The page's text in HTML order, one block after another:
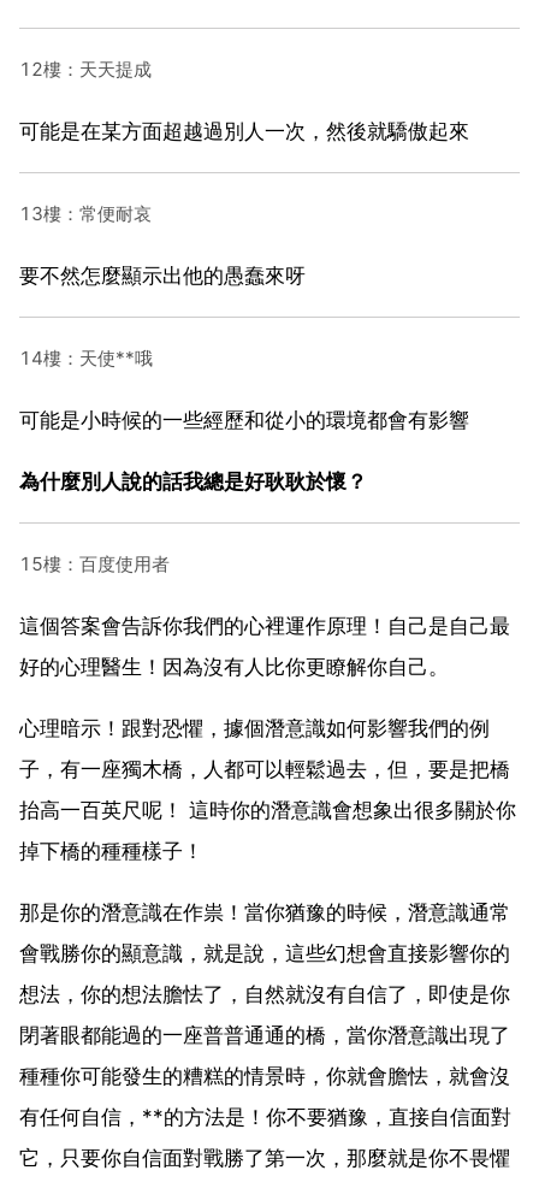
12樓：天天提成
可能是在某方面超越過別人一次，然後就驕傲起來
13樓：常便耐哀
要不然怎麼顯示出他的愚蠢來呀
14樓：天使**哦
可能是小時候的一些經歷和從小的環境都會有影響
為什麼別人說的話我總是好耿耿於懷？
15樓：百度使用者
這個答案會告訴你我們的心裡運作原理！自己是自己最
好的心理醫生！因為沒有人比你更瞭解你自己。
心理暗示！跟對恐懼，據個潛意識如何影響我們的例
子，有一座獨木橋，人都可以輕鬆過去，但，要是把橋
抬高一百英尺呢！ 這時你的潛意識會想象出很多關於你
掉下橋的種種樣子！
那是你的潛意識在作祟！當你猶豫的時候，潛意識通常
會戰勝你的顯意識，就是說，這些幻想會直接影響你的
想法，你的想法膽怯了，自然就沒有自信了，即使是你
閉著眼都能過的一座普普通通的橋，當你潛意識出現了
種種你可能發生的糟糕的情景時，你就會膽怯，就會沒
有任何自信，**的方法是！你不要猶豫，直接自信面對
它，只要你自信面對戰勝了第一次，那麼就是你不畏懼